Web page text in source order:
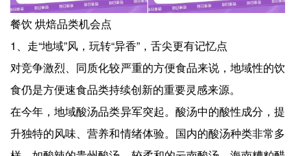
餐饮 烘焙品类机会点
1、走“地域”风，玩转“异香”，舌尖更有记忆点
对竞争激烈、同质化较严重的方便食品来说，地域性的饮
食仍是方便速食品类持续创新的重要灵感来源。
在今年，地域酸汤品类异军突起。酸汤中的酸性成分，提
升独特的风味、营养和情绪体验。国内的酸汤种类非常多